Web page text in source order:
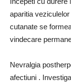
aparitia
cutanate se
vindecare
Nevralgia
afectiuni .